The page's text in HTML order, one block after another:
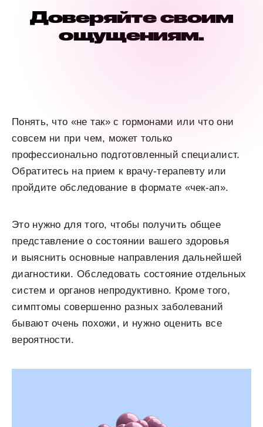
Доверяйте своим
ощущениям.
Понять, что «не так» с гормонами или что они
совсем ни при чем, может только
профессионально подготовленный специалист.
Обратитесь на прием к врачу-терапевту или
пройдите обследование в формате «чек-ап».
Это нужно для того, чтобы получить общее
представление о состоянии вашего здоровья
и выяснить основные направления дальнейшей
диагностики. Обследовать состояние отдельных
систем и органов непродуктивно. Кроме того,
симптомы совершенно разных заболеваний
бывают очень похожи, и нужно оценить все
вероятности.